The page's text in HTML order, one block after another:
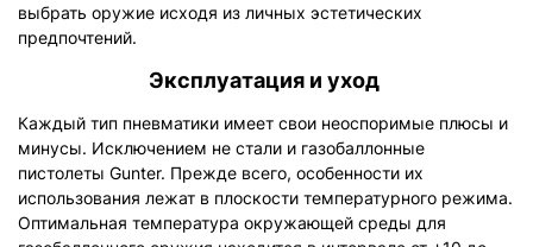
выбрать оружие исходя из личных эстетических
предпочтений.
Эксплуатация и уход
Каждый тип пневматики имеет свои неоспоримые плюсы и
минусы. Исключением не стали и газобаллонные
пистолеты Gunter. Прежде всего, особенности их
использования лежат в плоскости температурного режима.
Оптимальная температура окружающей среды для